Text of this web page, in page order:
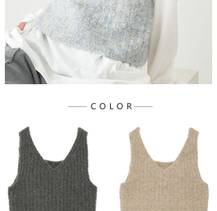
「AFTEE先享後付」，若未經同意申辦者引起之損失，本公司不負相關責
４．使用「AFTEE先享後付」時，將依據個別帳號之用戶狀況，依本公司即
時審查核予不同之上限額度；若仍有額度不足之情形，本公司將視審查結果
請求用戶進行身份認證。
５．嚴禁一人註冊多個帳號或使用他人資訊註冊。若發現惡意使用之情形，
恩沛科技股份有限公司將有權停止該用戶之使用額度並採取法律行動。
每筆NT$90，滿NT$888(含以上)免運費